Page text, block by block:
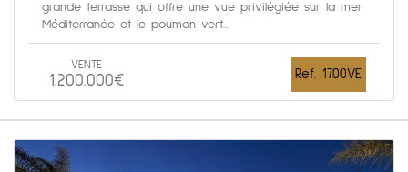
grande terrasse qui offre une vue privilégiée sur la mer
Méditerranée et le poumon vert...
VENTE
1.200.000€ Ref. 1700VE